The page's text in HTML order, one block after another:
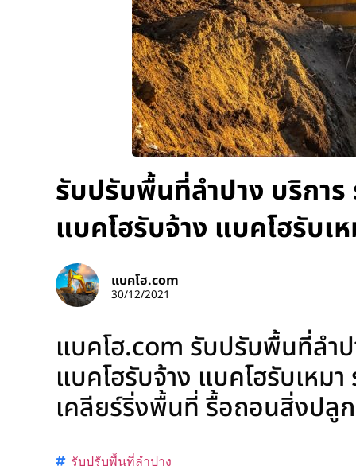
รับปรับพื้นที่ลำปาง บริการ
แบคโฮรับจ้าง แบคโฮรับเ
แบคโฮ.com
30/12/2021
แบคโฮ.com รับปรับพื้นที่ลำป
แบคโฮรับจ้าง แบคโฮรับเหม
เคลียร์ริ่งพื้นที่ รื้อถอนสิ่งปลู
รับปรับพื้นที่ลำปาง